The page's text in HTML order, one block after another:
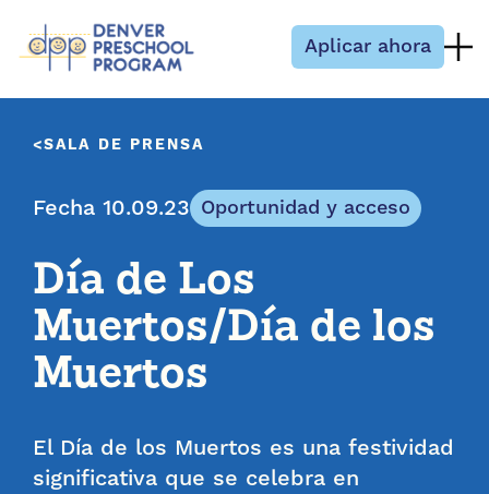
Aplicar ahora
SALA DE PRENSA
Fecha 10.09.23 Oportunidad y acceso
Día de Los
Muertos/Día de los
Muertos
El Día de los Muertos es una festividad
significativa que se celebra en